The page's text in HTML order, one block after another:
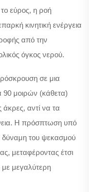
εύρος, η ροή
κινητική ενέργεια
από την
όγκος νερού.
σε μια
90 μοιρών (κάθετα)
άκρες, αντί να τα
Η πρόσπτωση υπό
δύναμη του ψεκασμού
μεταφέροντας έτσι
μεγαλύτερη